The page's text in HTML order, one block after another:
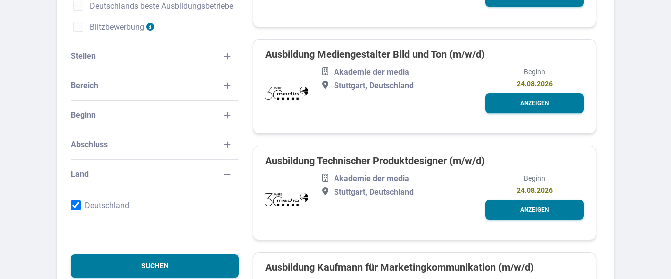
Deutschlands beste Ausbildungsbetriebe
Blitzbewerbung
Stellen
Bereich
Beginn
Abschluss
Land
Deutschland
SUCHEN
Ausbildung Mediengestalter Bild und Ton (m/w/d)
Akademie der media
Stuttgart, Deutschland
Beginn
24.08.2026
ANZEIGEN
Ausbildung Technischer Produktdesigner (m/w/d)
Akademie der media
Stuttgart, Deutschland
Beginn
24.08.2026
ANZEIGEN
Ausbildung Kaufmann für Marketingkommunikation (m/w/d)